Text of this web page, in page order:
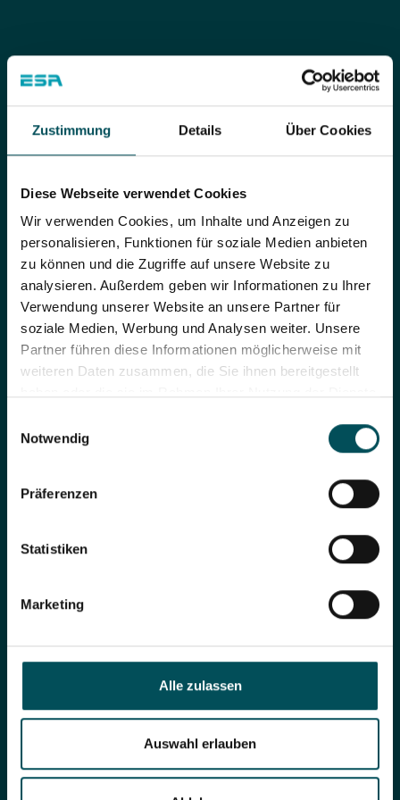
Zustimmung Details Über Cookies
Diese Webseite verwendet Cookies
Wir verwenden Cookies, um Inhalte und Anzeigen zu
personalisieren, Funktionen für soziale Medien anbieten
zu können und die Zugriffe auf unsere Website zu
analysieren. Außerdem geben wir Informationen zu Ihrer
Verwendung unserer Website an unsere Partner für
soziale Medien, Werbung und Analysen weiter. Unsere
Partner führen diese Informationen möglicherweise mit
weiteren Daten zusammen, die Sie ihnen bereitgestellt
Notwendig
Präferenzen
Statistiken
Marketing
Alle zulassen
Auswahl erlauben
Holub Erwin
Technischer Einkauf
+43 7253 7515-0
e.holub@esa.at
anrufen